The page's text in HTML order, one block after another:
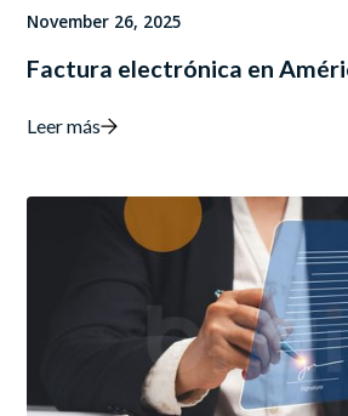
November 26, 2025
Factura electrónica en
Leer más